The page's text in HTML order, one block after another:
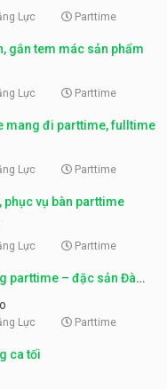
Lực Parttime
gắn tem mác sản phẩm
Lực Parttime
mang đi parttime, fulltime
Lực Parttime
phục vụ bàn parttime
Lực Parttime
parttime – đặc sản Đà
Lực Parttime
ca tối